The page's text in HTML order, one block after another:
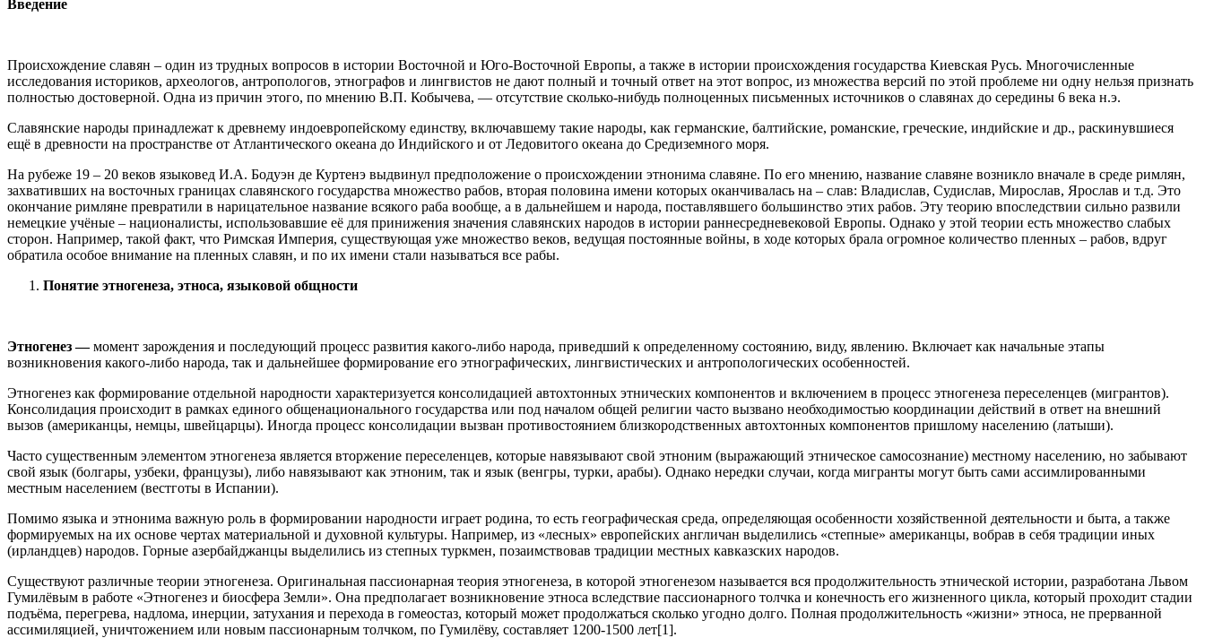
Введение
Происхождение славян – один из трудных вопросов в истории Восточной и Юго-Восточной Европы, а также в истории происхождения государства Киевская Русь. Многочисленные
исследования историков, археологов, антропологов, этнографов и лингвистов не дают полный и точный ответ на этот вопрос, из множества версий по этой проблеме ни одну нельзя признать
полностью достоверной. Одна из причин этого, по мнению В.П. Кобычева, — отсутствие сколько-нибудь полноценных письменных источников о славянах до середины 6 века н.э.
Славянские народы принадлежат к древнему индоевропейскому единству, включавшему такие народы, как германские, балтийские, романские, греческие, индийские и др., раскинувшиеся
ещё в древности на пространстве от Атлантического океана до Индийского и от Ледовитого океана до Средиземного моря.
На рубеже 19 – 20 веков языковед И.А. Бодуэн де Куртенэ выдвинул предположение о происхождении этнонима славяне. По его мнению, название славяне возникло вначале в среде римлян,
захвативших на восточных границах славянского государства множество рабов, вторая половина имени которых оканчивалась на – слав: Владислав, Судислав, Мирослав, Ярослав и т.д. Это
окончание римляне превратили в нарицательное название всякого раба вообще, а в дальнейшем и народа, поставлявшего большинство этих рабов. Эту теорию впоследствии сильно развили
немецкие учёные – националисты, использовавшие её для принижения значения славянских народов в истории раннесредневековой Европы. Однако у этой теории есть множество слабых
сторон. Например, такой факт, что Римская Империя, существующая уже множество веков, ведущая постоянные войны, в ходе которых брала огромное количество пленных – рабов, вдруг
обратила особое внимание на пленных славян, и по их имени стали называться все рабы.
Понятие этногенеза, этноса, языковой общности
Этногенез —момент зарождения и последующий процесс развития какого-либо народа, приведший к определенному состоянию, виду, явлению. Включает как начальные этапы
возникновения какого-либо народа, так и дальнейшее формирование его этнографических, лингвистических и антропологических особенностей.
Этногенез как формирование отдельной народности характеризуется консолидацией автохтонных этнических компонентов и включением в процесс этногенеза переселенцев (мигрантов).
Консолидация происходит в рамках единого общенационального государства или под началом общей религии часто вызвано необходимостью координации действий в ответ на внешний
вызов (американцы, немцы, швейцарцы). Иногда процесс консолидации вызван противостоянием близкородственных автохтонных компонентов пришлому населению (латыши).
Часто существенным элементом этногенеза является вторжение переселенцев, которые навязывают свой этноним (выражающий этническое самосознание) местному населению, но забывают
свой язык (болгары, узбеки, французы), либо навязывают как этноним, так и язык (венгры, турки, арабы). Однако нередки случаи, когда мигранты могут быть сами ассимлированными
местным населением (вестготы в Испании).
Помимо языка и этнонима важную роль в формировании народности играет родина, то есть географическая среда, определяющая особенности хозяйственной деятельности и быта, а также
формируемых на их основе чертах материальной и духовной культуры. Например, из «лесных» европейских англичан выделились «степные» американцы, вобрав в себя традиции иных
(ирландцев) народов. Горные азербайджанцы выделились из степных туркмен, позаимствовав традиции местных кавказских народов.
Существуют различные теории этногенеза. Оригинальная пассионарная теория этногенеза, в которой этногенезом называется вся продолжительность этнической истории, разработана Львом
Гумилёвым в работе «Этногенез и биосфера Земли». Она предполагает возникновение этноса вследствие пассионарного толчка и конечность его жизненного цикла, который проходит стадии
подъёма, перегрева, надлома, инерции, затухания и перехода в гомеостаз, который может продолжаться сколько угодно долго. Полная продолжительность «жизни» этноса, не прерванной
ассимиляцией, уничтожением или новым пассионарным толчком, по Гумилёву, составляет 1200-1500 лет[1].